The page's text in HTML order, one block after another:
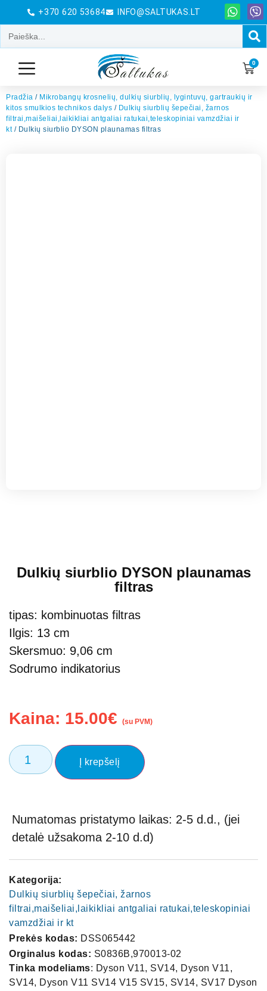
+370 620 53684 INFO@SALTUKAS.LT
0
Pradžia / Mikrobangų krosnelių, dulkių siurblių, lygintuvų, gartraukių ir
kitos smulkios technikos dalys / Dulkių siurblių šepečiai, žarnos
filtrai,maišeliai,laikikliai antgaliai ratukai,teleskopiniai vamzdžiai ir
kt/ Dulkių siurblio DYSON plaunamas filtras
Dulkių siurblio DYSON plaunamas
filtras
tipas: kombinuotas filtras
Ilgis: 13 cm
Skersmuo: 9,06 cm
Sodrumo indikatorius
Kaina: 15.00€ (su PVM)
Į krepšelį
Numatomas pristatymo laikas: 2-5 d.d., (jei
detalė užsakoma 2-10 d.d)
Kategorija:
Dulkių siurblių šepečiai, žarnos
filtrai,maišeliai,laikikliai antgaliai ratukai,teleskopiniai
vamzdžiai ir kt
Prekės kodas: DSS065442
Orginalus kodas: S0836B,970013-02
Tinka modeliams: Dyson V11, SV14, Dyson V11,
SV14, Dyson V11 SV14 V15 SV15, SV14, SV17 Dyson